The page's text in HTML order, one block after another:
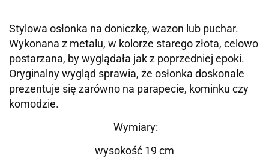
Stylowa osłonka na doniczkę, wazon lub puchar.
Wykonana z metalu, w kolorze starego złota, celowo
postarzana, by wyglądała jak z poprzedniej epoki.
Oryginalny wygląd sprawia, że osłonka doskonale
prezentuje się zarówno na parapecie, kominku czy
komodzie.
Wymiary:
wysokość 19 cm